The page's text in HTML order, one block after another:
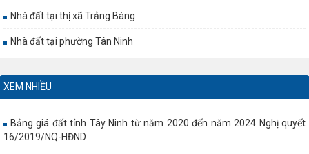
Nhà đất tại thị xã Trảng Bàng
Nhà đất tại phường Tân Ninh
XEM NHIỀU
Bảng giá đất tỉnh Tây Ninh từ năm 2020 đến năm 2024 Nghị quyết
16/2019/NQ-HĐND